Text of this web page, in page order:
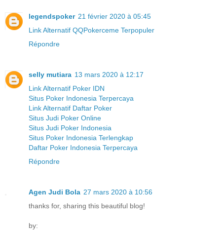
legendspoker 21 février 2020 à 05:45
Link Alternatif QQPokerceme Terpopuler
Répondre
selly mutiara 13 mars 2020 à 12:17
Link Alternatif Poker IDN
Situs Poker Indonesia Terpercaya
Link Alternatif Daftar Poker
Situs Judi Poker Online
Situs Judi Poker Indonesia
Situs Poker Indonesia Terlengkap
Daftar Poker Indonesia Terpercaya
Répondre
Agen Judi Bola 27 mars 2020 à 10:56
thanks for, sharing this beautiful blog!
by: